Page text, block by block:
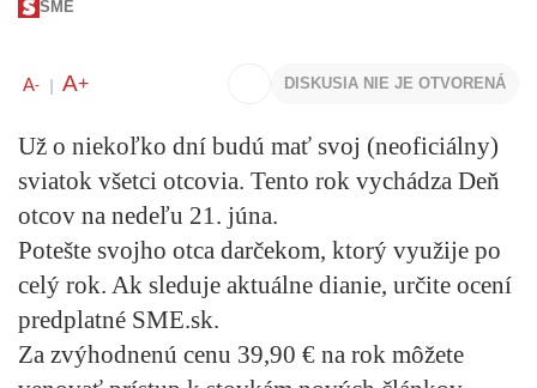
SME
A- | A+ DISKUSIA NIE JE OTVORENÁ
Už o niekoľko dní budú mať svoj (neoficiálny)
sviatok všetci otcovia. Tento rok vychádza Deň
otcov na nedeľu 21. júna.
Potešte svojho otca darčekom, ktorý využije po
celý rok. Ak sleduje aktuálne dianie, určite ocení
predplatné SME.sk.
Za zvýhodnenú cenu 39,90 € na rok môžete